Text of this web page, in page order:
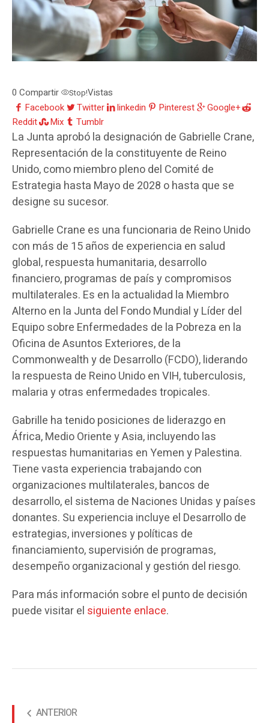
0 Compartir Stop!Vistas
Facebook
Twitter linkedin Pinterest
Google+
Reddit
Mix Tumblr
La Junta aprobó la designación de Gabrielle Crane,
Representación de la constituyente de Reino
Unido, como miembro pleno del Comité de
Estrategia hasta Mayo de 2028 o hasta que se
designe su sucesor.
Gabrielle Crane es una funcionaria de Reino Unido
con más de 15 años de experiencia en salud
global, respuesta humanitaria, desarrollo
financiero, programas de país y compromisos
multilaterales. Es en la actualidad la Miembro
Alterno en la Junta del Fondo Mundial y Líder del
Equipo sobre Enfermedades de la Pobreza en la
Oficina de Asuntos Exteriores, de la
Commonwealth y de Desarrollo (FCDO), liderando
la respuesta de Reino Unido en VIH, tuberculosis,
malaria y otras enfermedades tropicales.
Gabrille ha tenido posiciones de liderazgo en
África, Medio Oriente y Asia, incluyendo las
respuestas humanitarias en Yemen y Palestina.
Tiene vasta experiencia trabajando con
organizaciones multilaterales, bancos de
desarrollo, el sistema de Naciones Unidas y países
donantes. Su experiencia incluye el Desarrollo de
estrategias, inversiones y políticas de
financiamiento, supervisión de programas,
desempeño organizacional y gestión del riesgo.
Para más información sobre el punto de decisión
puede visitar el siguiente enlace.
ANTERIOR